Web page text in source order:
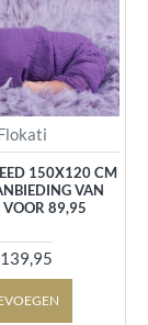
150X120 CM
VAN
89,95